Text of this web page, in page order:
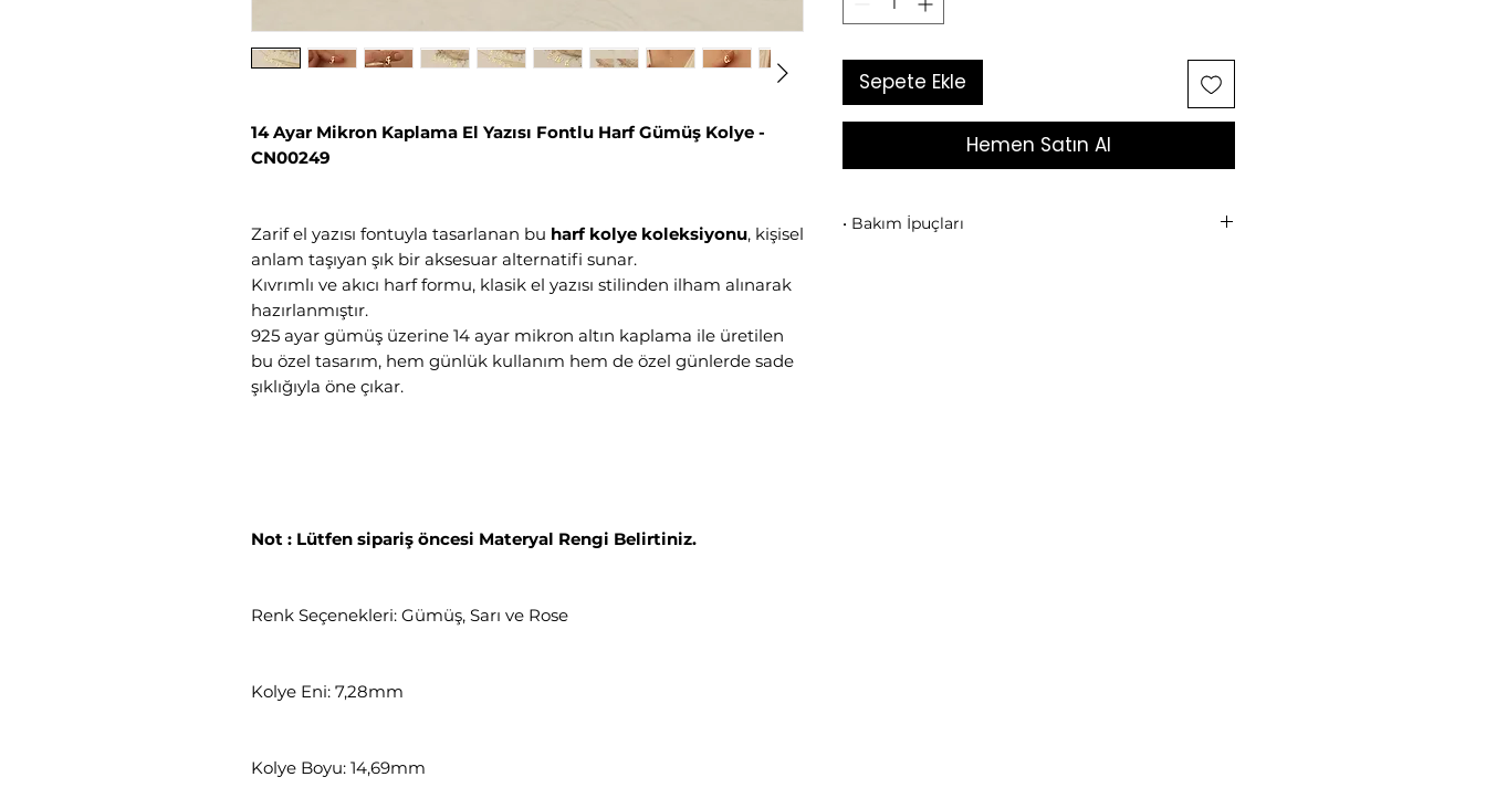
14 Ayar Mikron Kaplama El Yazısı Fontlu Harf Gümüş Kolye -
CN00249
Zarif el yazısı fontuyla tasarlanan bu harf kolye koleksiyonu, kişisel
anlam taşıyan şık bir aksesuar alternatifi sunar.
Kıvrımlı ve akıcı harf formu, klasik el yazısı stilinden ilham alınarak
hazırlanmıştır.
925 ayar gümüş üzerine 14 ayar mikron altın kaplama ile üretilen
bu özel tasarım, hem günlük kullanım hem de özel günlerde sade
şıklığıyla öne çıkar.
Not : Lütfen sipariş öncesi Materyal Rengi Belirtiniz.
Renk Seçenekleri: Gümüş, Sarı ve Rose
Kolye Eni: 7,28mm
Kolye Boyu: 14,69mm
Sepete Ekle
Hemen Satın Al
• Bakım İpuçları